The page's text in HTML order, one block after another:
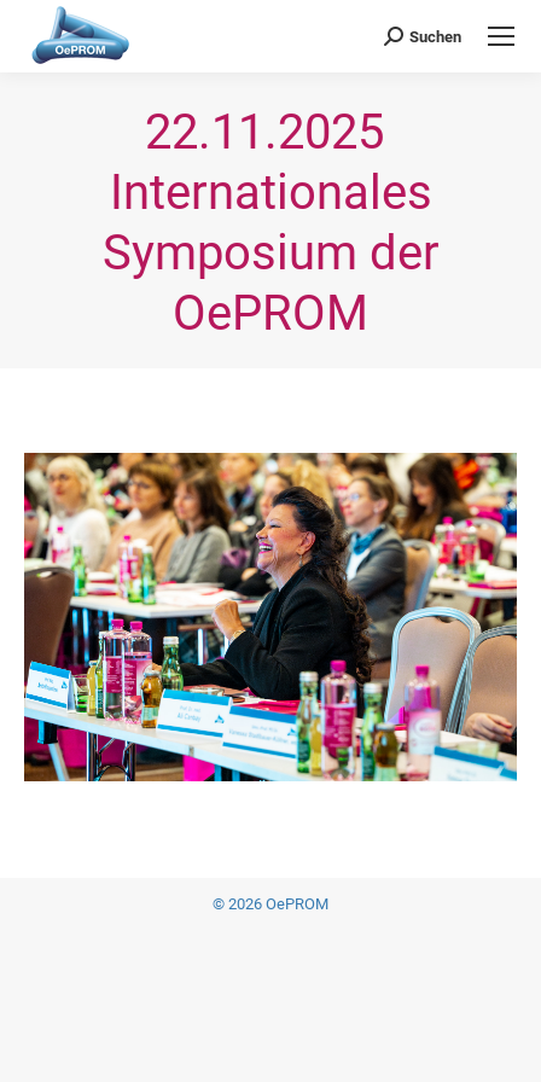
Search:
Suchen
OePROM
Österreichische Gesellschaft für Probiotische Medizin
22.11.2025 
Internationales
Symposium der
OePROM
© 2026 OePROM